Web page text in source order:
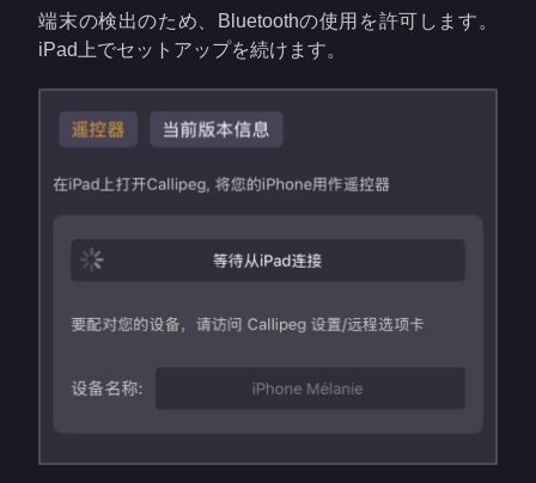
端末の検出のため、Bluetoothの使用を許可します。
iPad上でセットアップを続けます。